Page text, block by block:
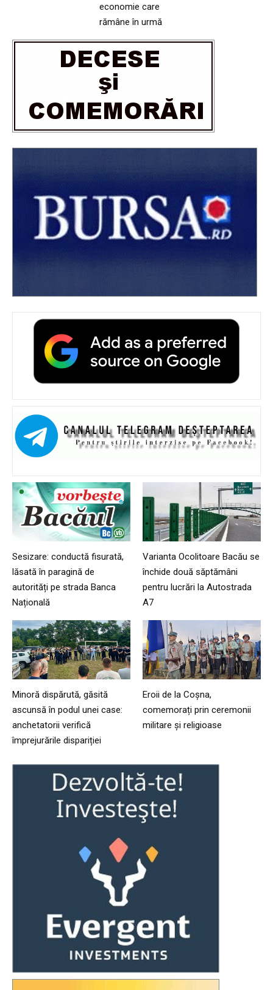
economie care
rămâne în urmă
Sesizare: conductă fisurată,
lăsată în paragină de
autorități pe strada Banca
Națională
Varianta Ocolitoare Bacău se
închide două săptămâni
pentru lucrări la Autostrada
A7
Minoră dispărută, găsită
ascunsă în podul unei case:
anchetatorii verifică
împrejurările dispariției
Eroii de la Coșna,
comemorați prin ceremonii
militare și religioase